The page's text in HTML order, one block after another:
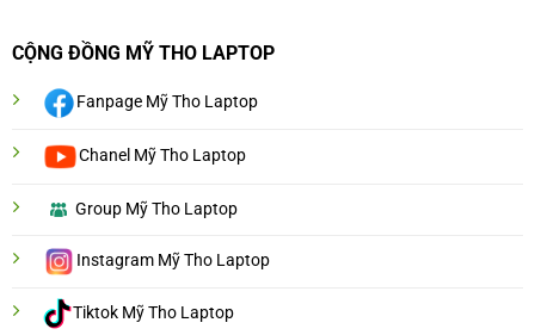
CỘNG ĐỒNG MỸ THO LAPTOP
Fanpage Mỹ Tho Laptop
Chanel Mỹ Tho Laptop
Group Mỹ Tho Laptop
Instagram Mỹ Tho Laptop
Tiktok Mỹ Tho Laptop